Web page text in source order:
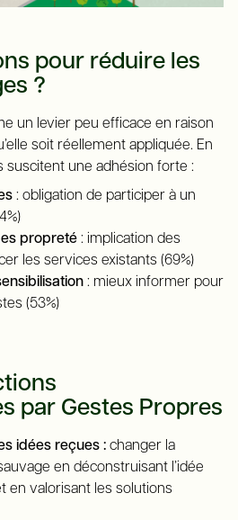
pour réduire les
?
un levier peu efficace en raison
soit réellement appliquée. En
suscitent une adhésion forte :
: obligation de participer à un
propreté : implication des
les services existants (69%)
: mieux informer pour
(53%)
par Gestes Propres
idées reçues : changer la
en déconstruisant l’idée
en valorisant les solutions